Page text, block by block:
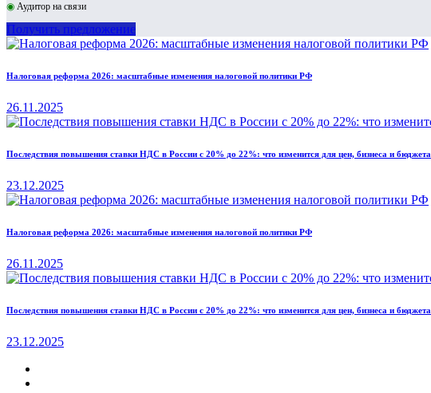
◉ Аудитор на связи
Получить предложение
Налоговая реформа 2026: масштабные изменения налоговой политики РФ
26.11.2025
Последствия повышения ставки НДС в России с 20% до 22%: что изменится для цен, бизнеса и бюджета
23.12.2025
Налоговая реформа 2026: масштабные изменения налоговой политики РФ
26.11.2025
Последствия повышения ставки НДС в России с 20% до 22%: что изменится для цен, бизнеса и бюджета
23.12.2025